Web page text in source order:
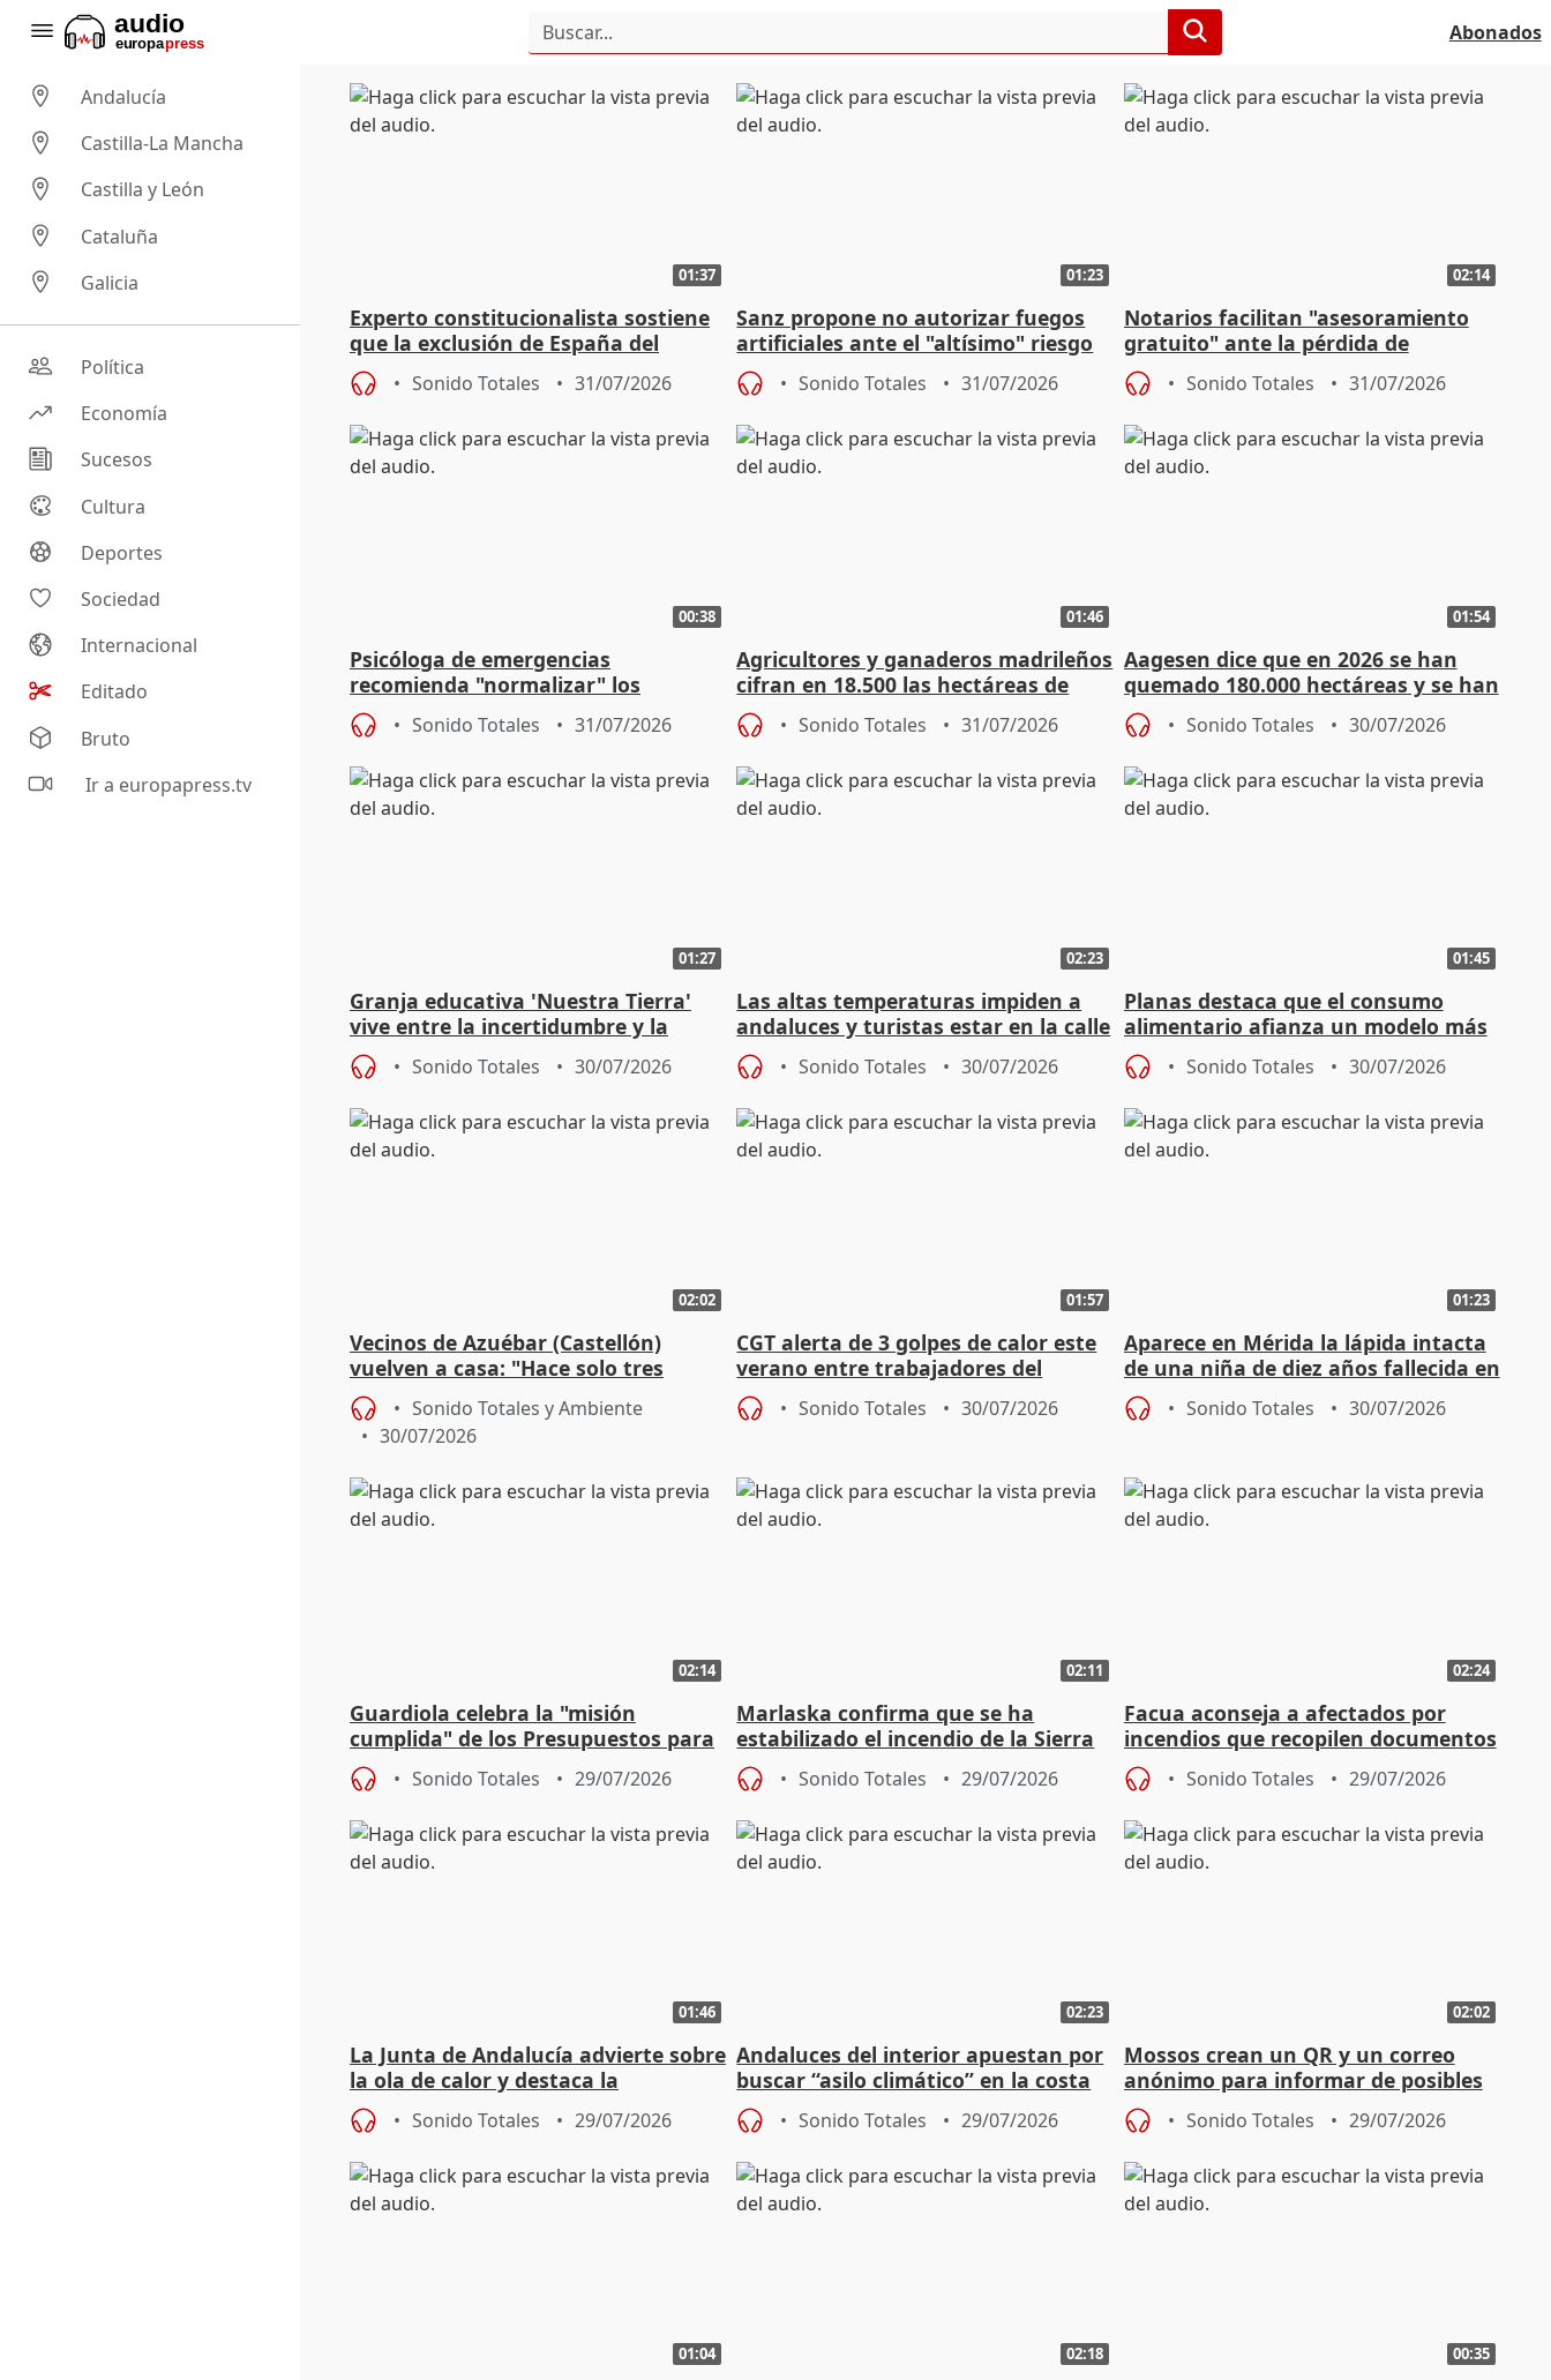
Abonados
Andalucía
Castilla-La Mancha
Castilla y León
Cataluña
Galicia
Política
Economía
Sucesos
Cultura
Deportes
Sociedad
Internacional
Editado
Bruto
Ir a europapress.tv
01:37
Experto constitucionalista sostiene
que la exclusión de España del
espacio Schengen "no existe"
Sonido Totales 31/07/2026
01:23
Sanz propone no autorizar fuegos
artificiales ante el "altísimo" riesgo
de incendios
Sonido Totales 31/07/2026
02:14
Notarios facilitan "asesoramiento
gratuito" ante la pérdida de
escrituras por los incendios
Sonido Totales 31/07/2026
00:38
Psicóloga de emergencias
recomienda "normalizar" los
síntomas tras sufrir un incendio
Sonido Totales 31/07/2026
01:46
Agricultores y ganaderos madrileños
cifran en 18.500 las hectáreas de
tierra útil quemada
Sonido Totales 31/07/2026
01:54
Aagesen dice que en 2026 se han
quemado 180.000 hectáreas y se han
registrado 38 grandes fuegos
Sonido Totales 30/07/2026
01:27
Granja educativa 'Nuestra Tierra'
vive entre la incertidumbre y la
esperanza tras el incendio
Sonido Totales 30/07/2026
02:23
Las altas temperaturas impiden a
andaluces y turistas estar en la calle
en las horas centrales
Sonido Totales 30/07/2026
01:45
Planas destaca que el consumo
alimentario afianza un modelo más
doméstico
Sonido Totales 30/07/2026
02:02
Vecinos de Azuébar (Castellón)
vuelven a casa: "Hace solo tres
domingos nos evacuaron otra vez"
Sonido Totales y Ambiente
30/07/2026
01:57
CGT alerta de 3 golpes de calor este
verano entre trabajadores del
Ayuntamiento de Barcelona
Sonido Totales 30/07/2026
01:23
Aparece en Mérida la lápida intacta
de una niña de diez años fallecida en
el año 519 d.C.
Sonido Totales 30/07/2026
02:14
Guardiola celebra la "misión
cumplida" de los Presupuestos para
que Extremadura "siga avanzando
Sonido Totales 29/07/2026
02:11
Marlaska confirma que se ha
estabilizado el incendio de la Sierra
Oeste de Madrid
Sonido Totales 29/07/2026
02:24
Facua aconseja a afectados por
incendios que recopilen documentos
y fotos para las aseguradoras
Sonido Totales 29/07/2026
01:46
La Junta de Andalucía advierte sobre
la ola de calor y destaca la
importancia de la prevención
Sonido Totales 29/07/2026
02:23
Andaluces del interior apuestan por
buscar “asilo climático” en la costa
por el calor
Sonido Totales 29/07/2026
02:02
Mossos crean un QR y un correo
anónimo para informar de posibles
casos de tráfico de personas
Sonido Totales 29/07/2026
01:04 02:18 00:35